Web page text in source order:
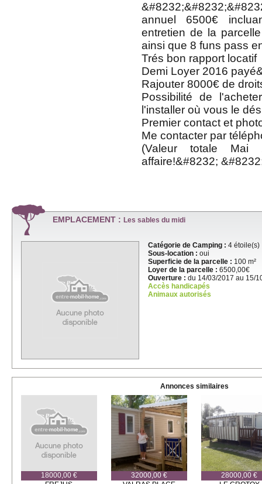
annuel 6500€
entretien de la
ainsi que 8 funs pass
Trés bon rapport locatif
Demi Loyer 2016
Rajouter 8000€ de
Possibilité de
l'installer où vous le
Premier contact et
Me contacter par
(Valeur totale Mai
affaire!&#8232;
EMPLACEMENT : Les sables du midi
Catégorie de Camping : 4 étoile(s)
Sous-location : oui
Superficie de la parcelle : 100 m²
Loyer de la parcelle : 6500,00€
Ouverture : du 14/03/2017 au 15/
Accès handicapés
Animaux autorisés
Annonces similaires
18000,00 €
32000,00 €
28000,00 €